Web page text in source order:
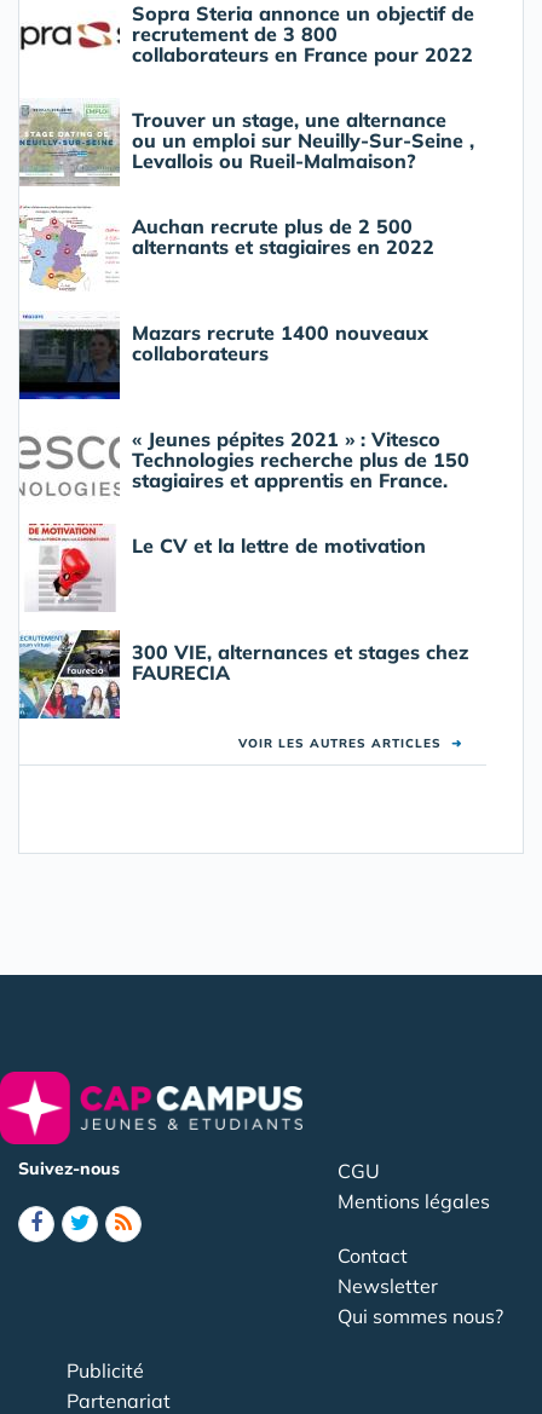
Sopra Steria annonce un objectif de
recrutement de 3 800
collaborateurs en France pour 2022
Trouver un stage, une alternance
ou un emploi sur Neuilly-Sur-Seine ,
Levallois ou Rueil-Malmaison?
Auchan recrute plus de 2 500
alternants et stagiaires en 2022
Mazars recrute 1400 nouveaux
collaborateurs
« Jeunes pépites 2021 » : Vitesco
Technologies recherche plus de 150
stagiaires et apprentis en France.
Le CV et la lettre de motivation
300 VIE, alternances et stages chez
FAURECIA
VOIR LES AUTRES ARTICLES ➜
Suivez-nous
CGU
Mentions légales
Contact
Newsletter
Qui sommes nous?
Publicité
Partenariat